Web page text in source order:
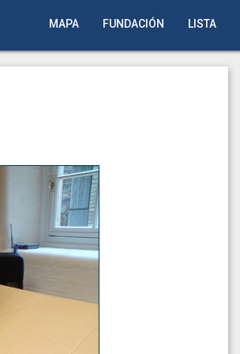
MAPA FUNDACIÓN LISTA